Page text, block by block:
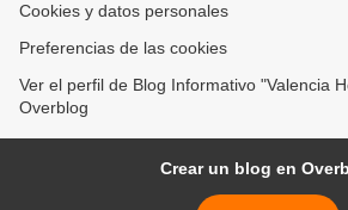
Cookies y datos personales
Preferencias de las cookies
Ver el perfil de Blog Informativo "Valencia
Overblog
Crear un blog en